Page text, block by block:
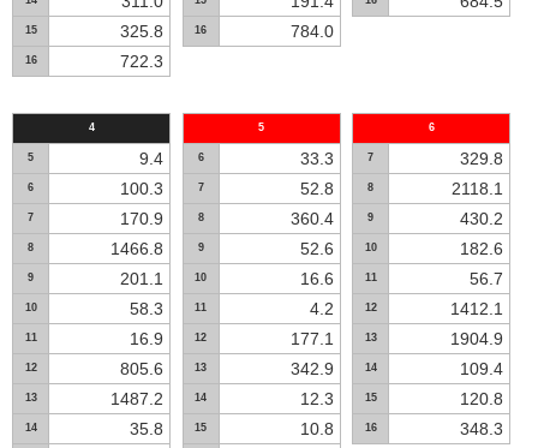
15 325.8
16 722.3
16 784.0
4
5 9.4
6 100.3
7 170.9
8 1466.8
9 201.1
10 58.3
11 16.9
12 805.6
13 1487.2
14 35.8
5
6 33.3
7 52.8
8 360.4
9 52.6
10 16.6
11 4.2
12 177.1
13 342.9
14 12.3
15 10.8
6
7 329.8
8 2118.1
9 430.2
10 182.6
11 56.7
12 1412.1
13 1904.9
14 109.4
15 120.8
16 348.3